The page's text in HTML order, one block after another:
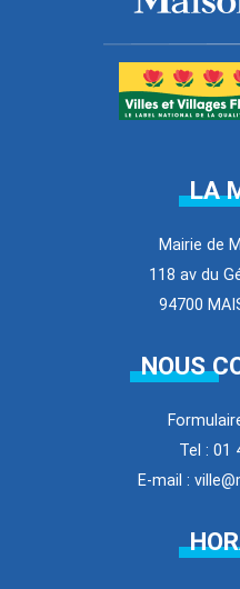
LA
Mairie de
118 av du
94700
NOUS
Tel : 01
E-mail :